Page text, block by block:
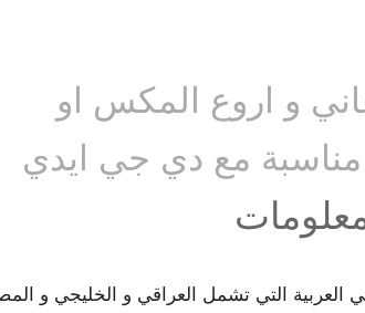
و اروع المكس او
مع دي جي ايدي
العربية التي تشمل العراقي و الخليجي و